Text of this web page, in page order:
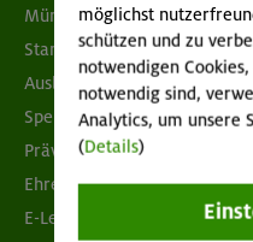
München & Oberland
Standorte
Ausbildung & Jobs
Spenden
Prävention sexualisierter
Ehrenamtsbörse
E-Learning
möglichst
schützen und zu
notwendigen
notwendig sind,
Analytics, um unsere
(Details)